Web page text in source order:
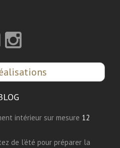
intérieur sur mesure 12
de l’été pour préparer la